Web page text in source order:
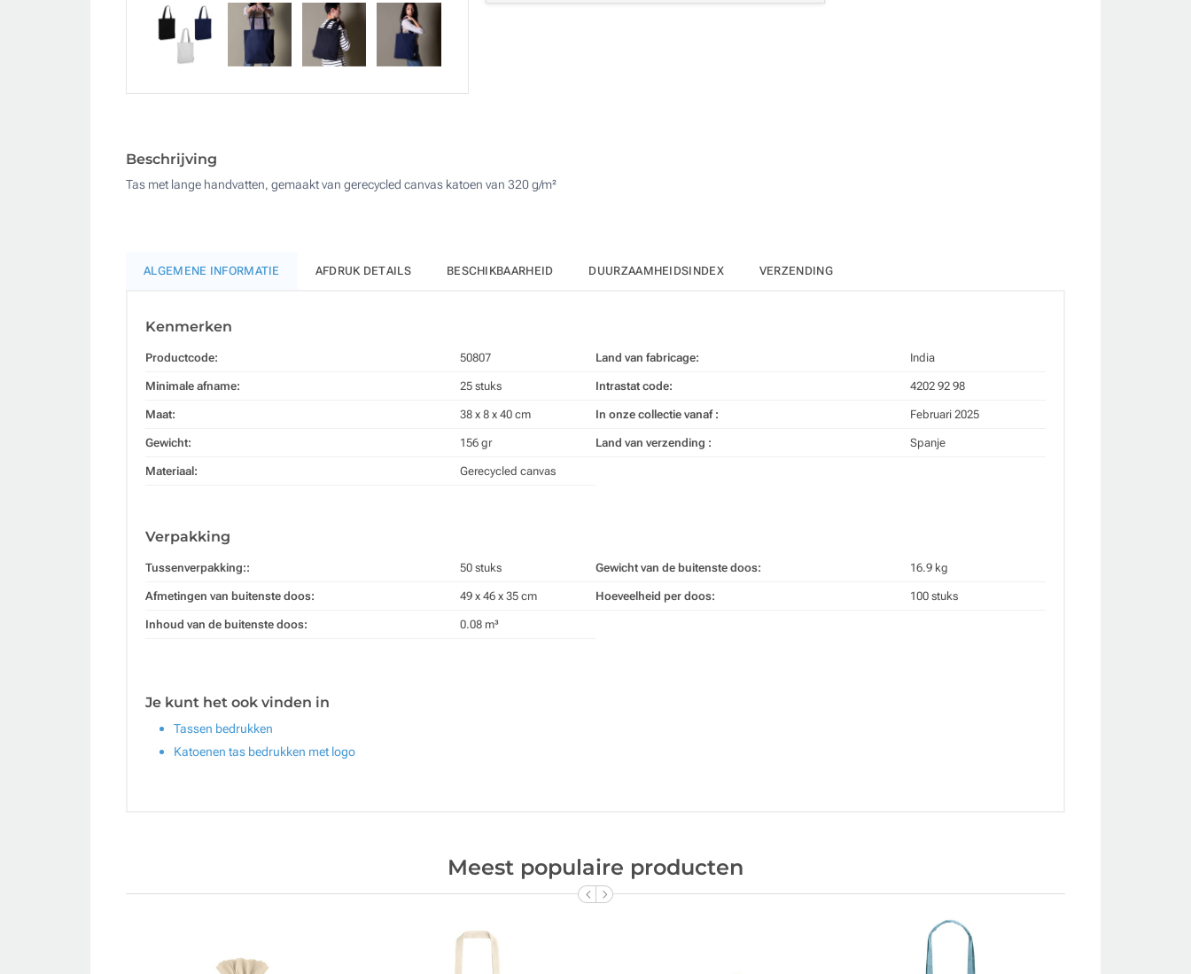
Zonder opdruk
Beschrijving
Tas met lange handvatten, gemaakt van gerecycled canvas katoen van 320 g/m²
ALGEMENE INFORMATIE AFDRUK DETAILS BESCHIKBAARHEID DUURZAAMHEIDSINDEX VERZENDING
Kenmerken
Productcode: 50807
Minimale afname: 25 stuks
Maat: 38 x 8 x 40 cm
Gewicht: 156 gr
Materiaal: Gerecycled canvas
Land van fabricage: India
Intrastat code: 4202 92 98
In onze collectie vanaf : Februari 2025
Land van verzending : Spanje
Verpakking
Tussenverpakking:: 50 stuks
Afmetingen van buitenste doos: 49 x 46 x 35 cm
Inhoud van de buitenste doos: 0.08 m³
Gewicht van de buitenste doos: 16.9 kg
Hoeveelheid per doos: 100 stuks
Je kunt het ook vinden in
Tassen bedrukken
Katoenen tas bedrukken met logo
Meest populaire producten